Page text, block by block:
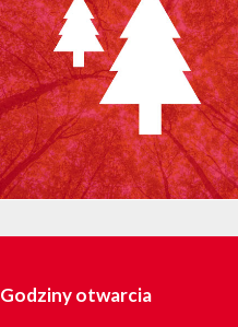
Godziny otwarcia